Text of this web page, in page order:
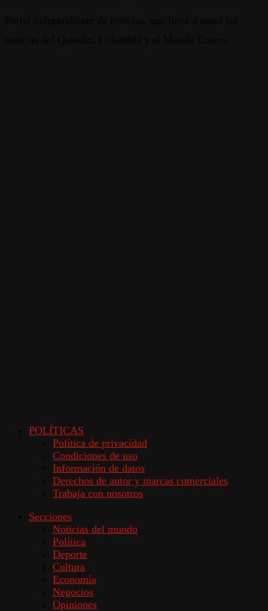
POLÍTICAS
Política de privacidad
Condiciones de uso
Información de datos
Derechos de autor y marcas comerciales
Trabaja con nosotros
Secciones
Noticias del mundo
Política
Deporte
Cultura
Economía
Negocios
Opiniones